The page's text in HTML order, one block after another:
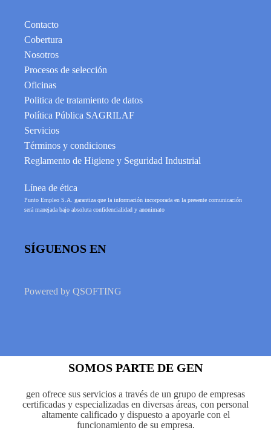
Contacto
Cobertura
Nosotros
Procesos de selección
Oficinas
Politica de tratamiento de datos
Política Pública SAGRILAF
Servicios
Términos y condiciones
Reglamento de Higiene y Seguridad Industrial
Línea de ética
Punto Empleo S.A. garantiza que la información incorporada en la presente comunicación
será manejada bajo absoluta confidencialidad y anonimato
SÍGUENOS EN
Powered by QSOFTING
SOMOS PARTE DE GEN
gen ofrece sus servicios a través de un grupo de empresas
certificadas y especializadas en diversas áreas, con personal
altamente calificado y dispuesto a apoyarle con el
funcionamiento de su empresa.